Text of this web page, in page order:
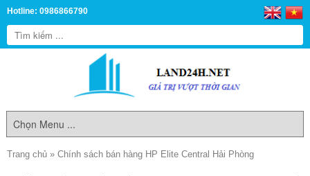
Hotline: 0986866790
Trang chủ » Chính sách bán hàng HP Elite Central Hải Phòng